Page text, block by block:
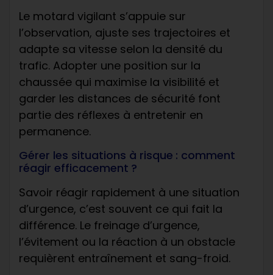
Le motard vigilant s’appuie sur
l’observation, ajuste ses trajectoires et
adapte sa vitesse selon la densité du
trafic. Adopter une position sur la
chaussée qui maximise la visibilité et
garder les distances de sécurité font
partie des réflexes à entretenir en
permanence.
Gérer les situations à risque : comment
réagir efficacement ?
Savoir réagir rapidement à une situation
d’urgence, c’est souvent ce qui fait la
différence. Le freinage d’urgence,
l’évitement ou la réaction à un obstacle
requièrent entraînement et sang-froid.